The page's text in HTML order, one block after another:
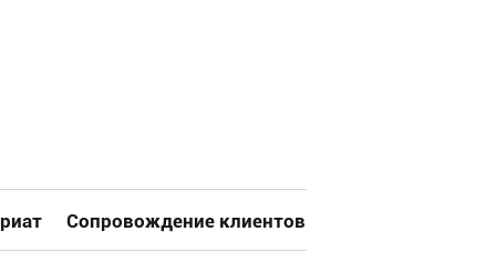
Сопровождение клиентов